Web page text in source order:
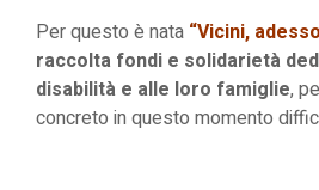
Per questo è nata “Vicini,
raccolta fondi e solidarietà
disabilità e alle loro famiglie,
concreto in questo momento